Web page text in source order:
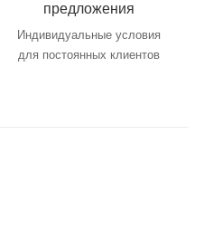
предложения
Индивидуальные условия
для постоянных клиентов